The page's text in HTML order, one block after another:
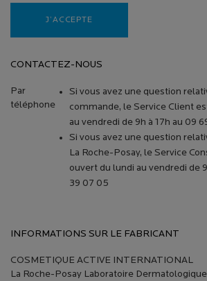
J’ACCEPTE
CONTACTEZ-NOUS
Par
téléphone
Si vous avez une question
commande, le Service Client
au vendredi de 9h à 17h au 09
Si vous avez une question
La Roche-Posay, le Service
ouvert du lundi au vendredi de
39 07 05
INFORMATIONS SUR LE FABRICANT
COSMETIQUE ACTIVE INTERNATIONAL
La Roche-Posay Laboratoire